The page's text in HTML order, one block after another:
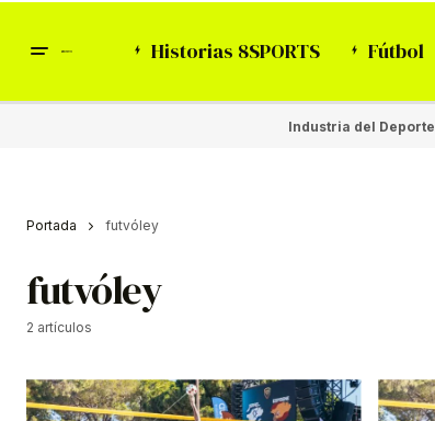
Historias 8SPORTS Fútbol
Industria del Deporte
Portada futvóley
futvóley
2 artículos